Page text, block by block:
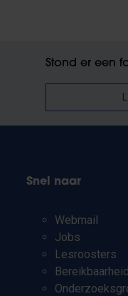
Stond er een
Snel naar
Webmail
Jobs
Lesroosters
Bereikbaarheid